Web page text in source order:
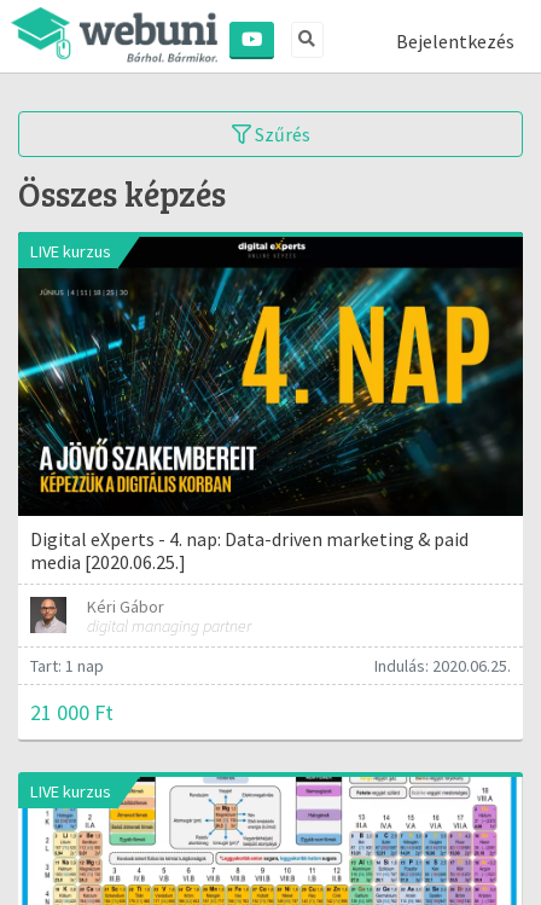
Bejelentkezés
Szűrés
Összes képzés
LIVE kurzus
Digital eXperts - 4. nap: Data-driven marketing & paid
media [2020.06.25.]
Kéri Gábor
digital managing partner
Tart: 1 nap
Indulás: 2020.06.25.
21 000 Ft
LIVE kurzus